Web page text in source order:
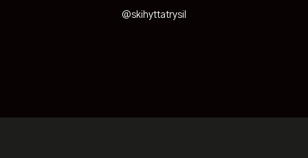
@skihyttatrysil